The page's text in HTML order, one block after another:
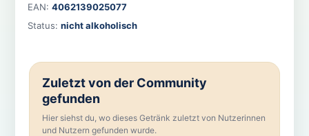
EAN: 4062139025077
Status: nicht alkoholisch
Zuletzt von der Community
gefunden
Hier siehst du, wo dieses Getränk zuletzt von Nutzerinnen
und Nutzern gefunden wurde.